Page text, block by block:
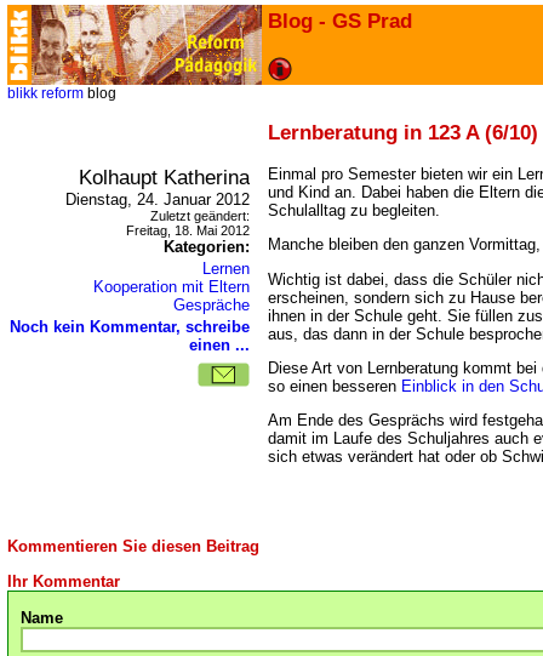
Blog - GS Prad
blikk reform blog
Lernberatung in 123 A (6/10)
Kolhaupt Katherina
Dienstag, 24. Januar 2012
Zuletzt geändert:
Freitag, 18. Mai 2012
Kategorien:
Lernen
Kooperation mit Eltern
Gespräche
Noch kein Kommentar, schreibe
einen ...
Einmal pro Semester bieten wir ein
und Kind an. Dabei haben die Eltern
Schulalltag zu begleiten.
Manche bleiben den ganzen
Wichtig ist dabei, dass die Schüler
erscheinen, sondern sich zu Hause
ihnen in der Schule geht. Sie füllen
aus, das dann in der Schule
Diese Art von Lernberatung kommt
so einen besseren Einblick in den
Am Ende des Gesprächs wird
damit im Laufe des Schuljahres auch
sich etwas verändert hat oder ob
Kommentieren Sie diesen Beitrag
Ihr Kommentar
Name